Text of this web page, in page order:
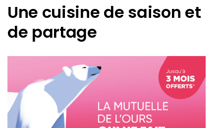
Une cuisine de saison et
de partage